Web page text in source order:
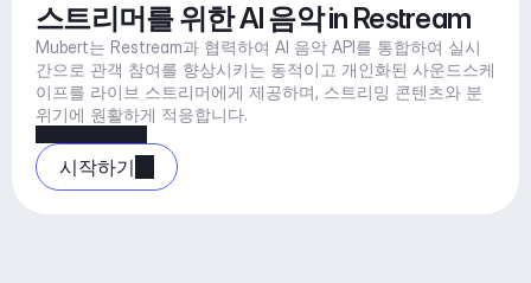
스트리머를 위한 AI 음악 in Restream
Mubert는 Restream과 협력하여 AI 음악 API를 통합하여 실시
간으로 관객 참여를 향상시키는 동적이고 개인화된 사운드스케
이프를 라이브 스트리머에게 제공하며, 스트리밍 콘텐츠와 분
위기에 원활하게 적응합니다.
시작하기